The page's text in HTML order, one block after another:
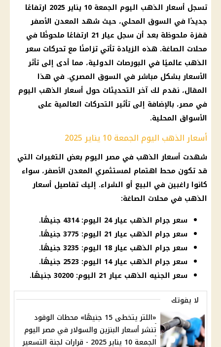
تسجل أسعار الذهب اليوم الجمعة 10 يناير 2025
ارتفاعًا
جديدًا في السوق المحلي، حيث شهد المعدن الأصفر
قفزة ملحوظة بعد أن سجل عيار 21
ارتفاعًا ملحوظًا في
محلات الصاغة. هذه الزيادة تأتي تزامنًا مع تحركات سعر
الذهب عالميًا في البورصات الدولية، مما أدى إلى تأثر
الأسعار بشكل مباشر في السوق المصري. في هذا
المقال، نقدم لك آخر التحديثات حول أسعار الذهب اليوم
في مصر، بالإضافة إلى تأثير التحركات العالمية على
الأسواق المحلية.
أسعار الذهب اليوم الجمعة 10 يناير 2025
شهدت أسعار الذهب في مصر اليوم بعض التغيرات التي
قد تكون محط اهتمام لمستثمري المعدن الأصفر، سواء
كانوا راغبين في البيع أو الشراء. إليك تفاصيل أسعار
الذهب في محلات الصاغة:
سعر جرام الذهب عيار 24 اليوم: 4314 جنيهًا.
سعر جرام الذهب عيار 21 اليوم: 3775 جنيهًا.
سعر جرام الذهب عيار 18 اليوم: 3235 جنيهًا.
سعر جرام الذهب عيار 14 اليوم: 2523 جنيهًا.
سعر الجنيه الذهب عيار 21 اليوم: 30200 جنيهًا.
لا يفوتك
«اللتر يتخطى 15 جنيهًا» محطات الوقود
تنشر أسعار البنزين والسولار في مصر اليوم
الجمعة 10 يناير 2025 - قرارات لجنة التسعير